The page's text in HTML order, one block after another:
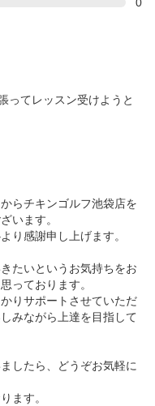
ってレッスン受けようと
らチキンゴルフ池袋店を
います。
り感謝申し上げます。
たいというお気持ちをお
っております。
りサポートさせていただ
みながら上達を目指して
したら、どうぞお気軽に
ます。